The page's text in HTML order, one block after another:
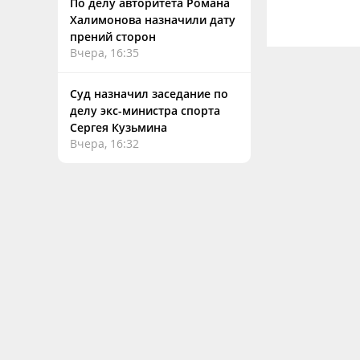
Халимонова назначили дату
прений сторон
Вчера, 16:35
Суд назначил заседание по
делу экс-министра спорта
Сергея Кузьмина
Вчера, 16:32